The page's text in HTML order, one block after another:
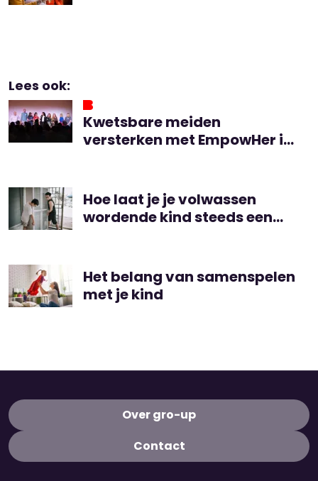
Lees ook:
Kwetsbare meiden
versterken met EmpowHer in
Hoe laat je je volwassen
wordende kind steeds een
Het belang van samenspelen
met je kind
Over gro-up
Contact